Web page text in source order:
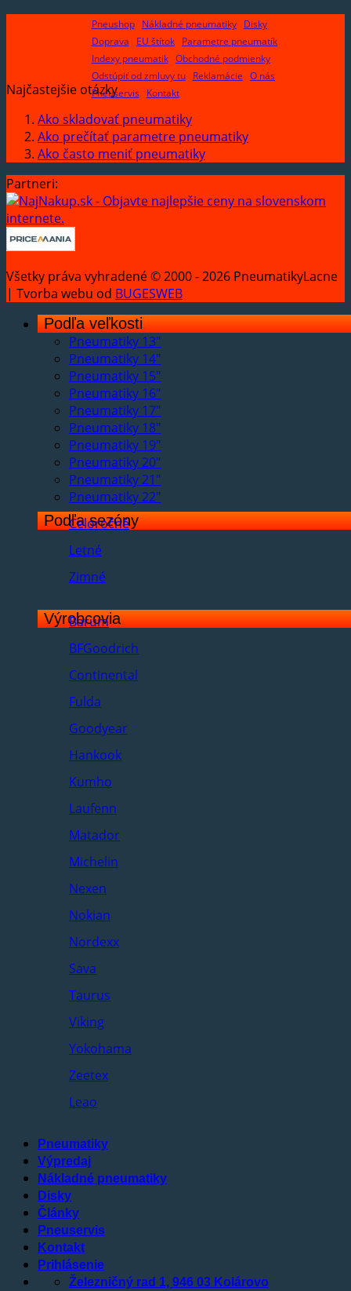
Pneushop Nákladné pneumatiky
Disky
Doprava
EU štítok
Parametre pneumatík
Indexy pneumatik Obchodné podmienky
Odstúpiť od zmluvy tu
Reklamácie O nás
Pneuservis
Kontakt
Najčastejšie otázky
Ako skladovať pneumatiky
Ako prečítať parametre pneumatiky
Ako často meniť pneumatiky
Partneri:
Všetky práva vyhradené © 2000 - 2026 PneumatikyLacne
| Tvorba webu od BUGESWEB
Podľa veľkosti
Pneumatiky 13"
Pneumatiky 14"
Pneumatiky 15"
Pneumatiky 16"
Pneumatiky 17"
Pneumatiky 18"
Pneumatiky 19"
Pneumatiky 20"
Pneumatiky 21"
Pneumatiky 22"
Podľa sezóny
Celoročné
Letné
Zimné
Výrobcovia
Barum
BFGoodrich
Continental
Fulda
Goodyear
Hankook
Kumho
Laufenn
Matador
Michelin
Nexen
Nokian
Nordexx
Sava
Taurus
Viking
Yokohama
Zeetex
Leao
Pneumatiky
Výpredaj
Nákladné pneumatiky
Disky
Články
Pneuservis
Kontakt
Prihlásenie
Železničný rad 1, 946 03 Kolárovo